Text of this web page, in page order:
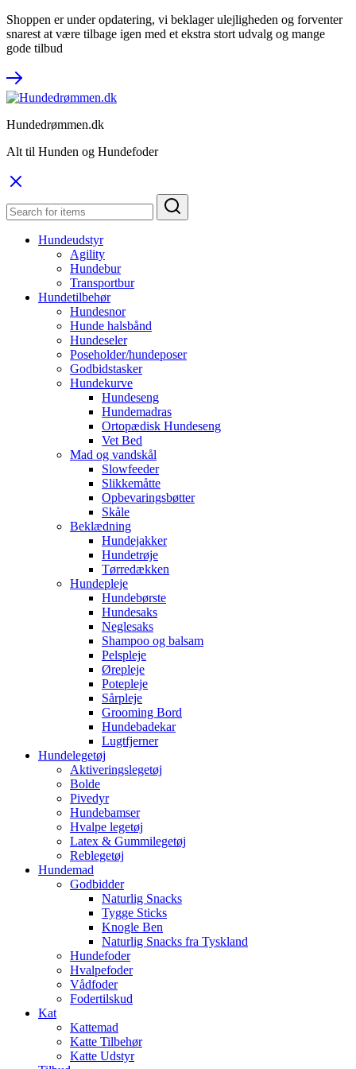
Shoppen er under opdatering, vi beklager ulejligheden og forventer
snarest at være tilbage igen med et ekstra stort udvalg og mange
gode tilbud
Hundedrømmen.dk
Alt til Hunden og Hundefoder
Hundeudstyr
Agility
Hundebur
Transportbur
Hundetilbehør
Hundesnor
Hunde halsbånd
Hundeseler
Poseholder/hundeposer
Godbidstasker
Hundekurve
Hundeseng
Hundemadras
Ortopædisk Hundeseng
Vet Bed
Mad og vandskål
Slowfeeder
Slikkemåtte
Opbevaringsbøtter
Skåle
Beklædning
Hundejakker
Hundetrøje
Tørredækken
Hundepleje
Hundebørste
Hundesaks
Neglesaks
Shampoo og balsam
Pelspleje
Ørepleje
Potepleje
Sårpleje
Grooming Bord
Hundebadekar
Lugtfjerner
Hundelegetøj
Aktiveringslegetøj
Bolde
Pivedyr
Hundebamser
Hvalpe legetøj
Latex & Gummilegetøj
Reblegetøj
Hundemad
Godbidder
Naturlig Snacks
Tygge Sticks
Knogle Ben
Naturlig Snacks fra Tyskland
Hundefoder
Hvalpefoder
Vådfoder
Fodertilskud
Kat
Kattemad
Katte Tilbehør
Katte Udstyr